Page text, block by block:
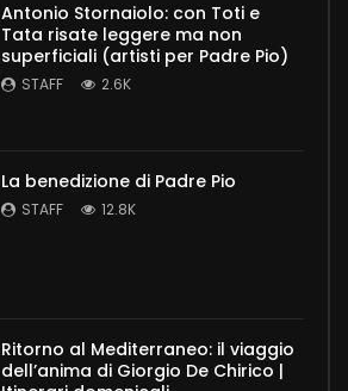
Antonio Stornaiolo: con Toti e
Tata risate leggere ma non
superficiali (artisti per Padre Pio)
STAFF 2.6K
La benedizione di Padre Pio
STAFF 12.8K
Ritorno al Mediterraneo: il viaggio
dell’anima di Giorgio De Chirico |